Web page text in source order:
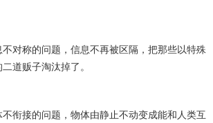
对称的问题，信息不再被区隔，把那些以特殊
道贩子淘汰掉了。
衔接的问题，物体由静止不动变成能和人类互